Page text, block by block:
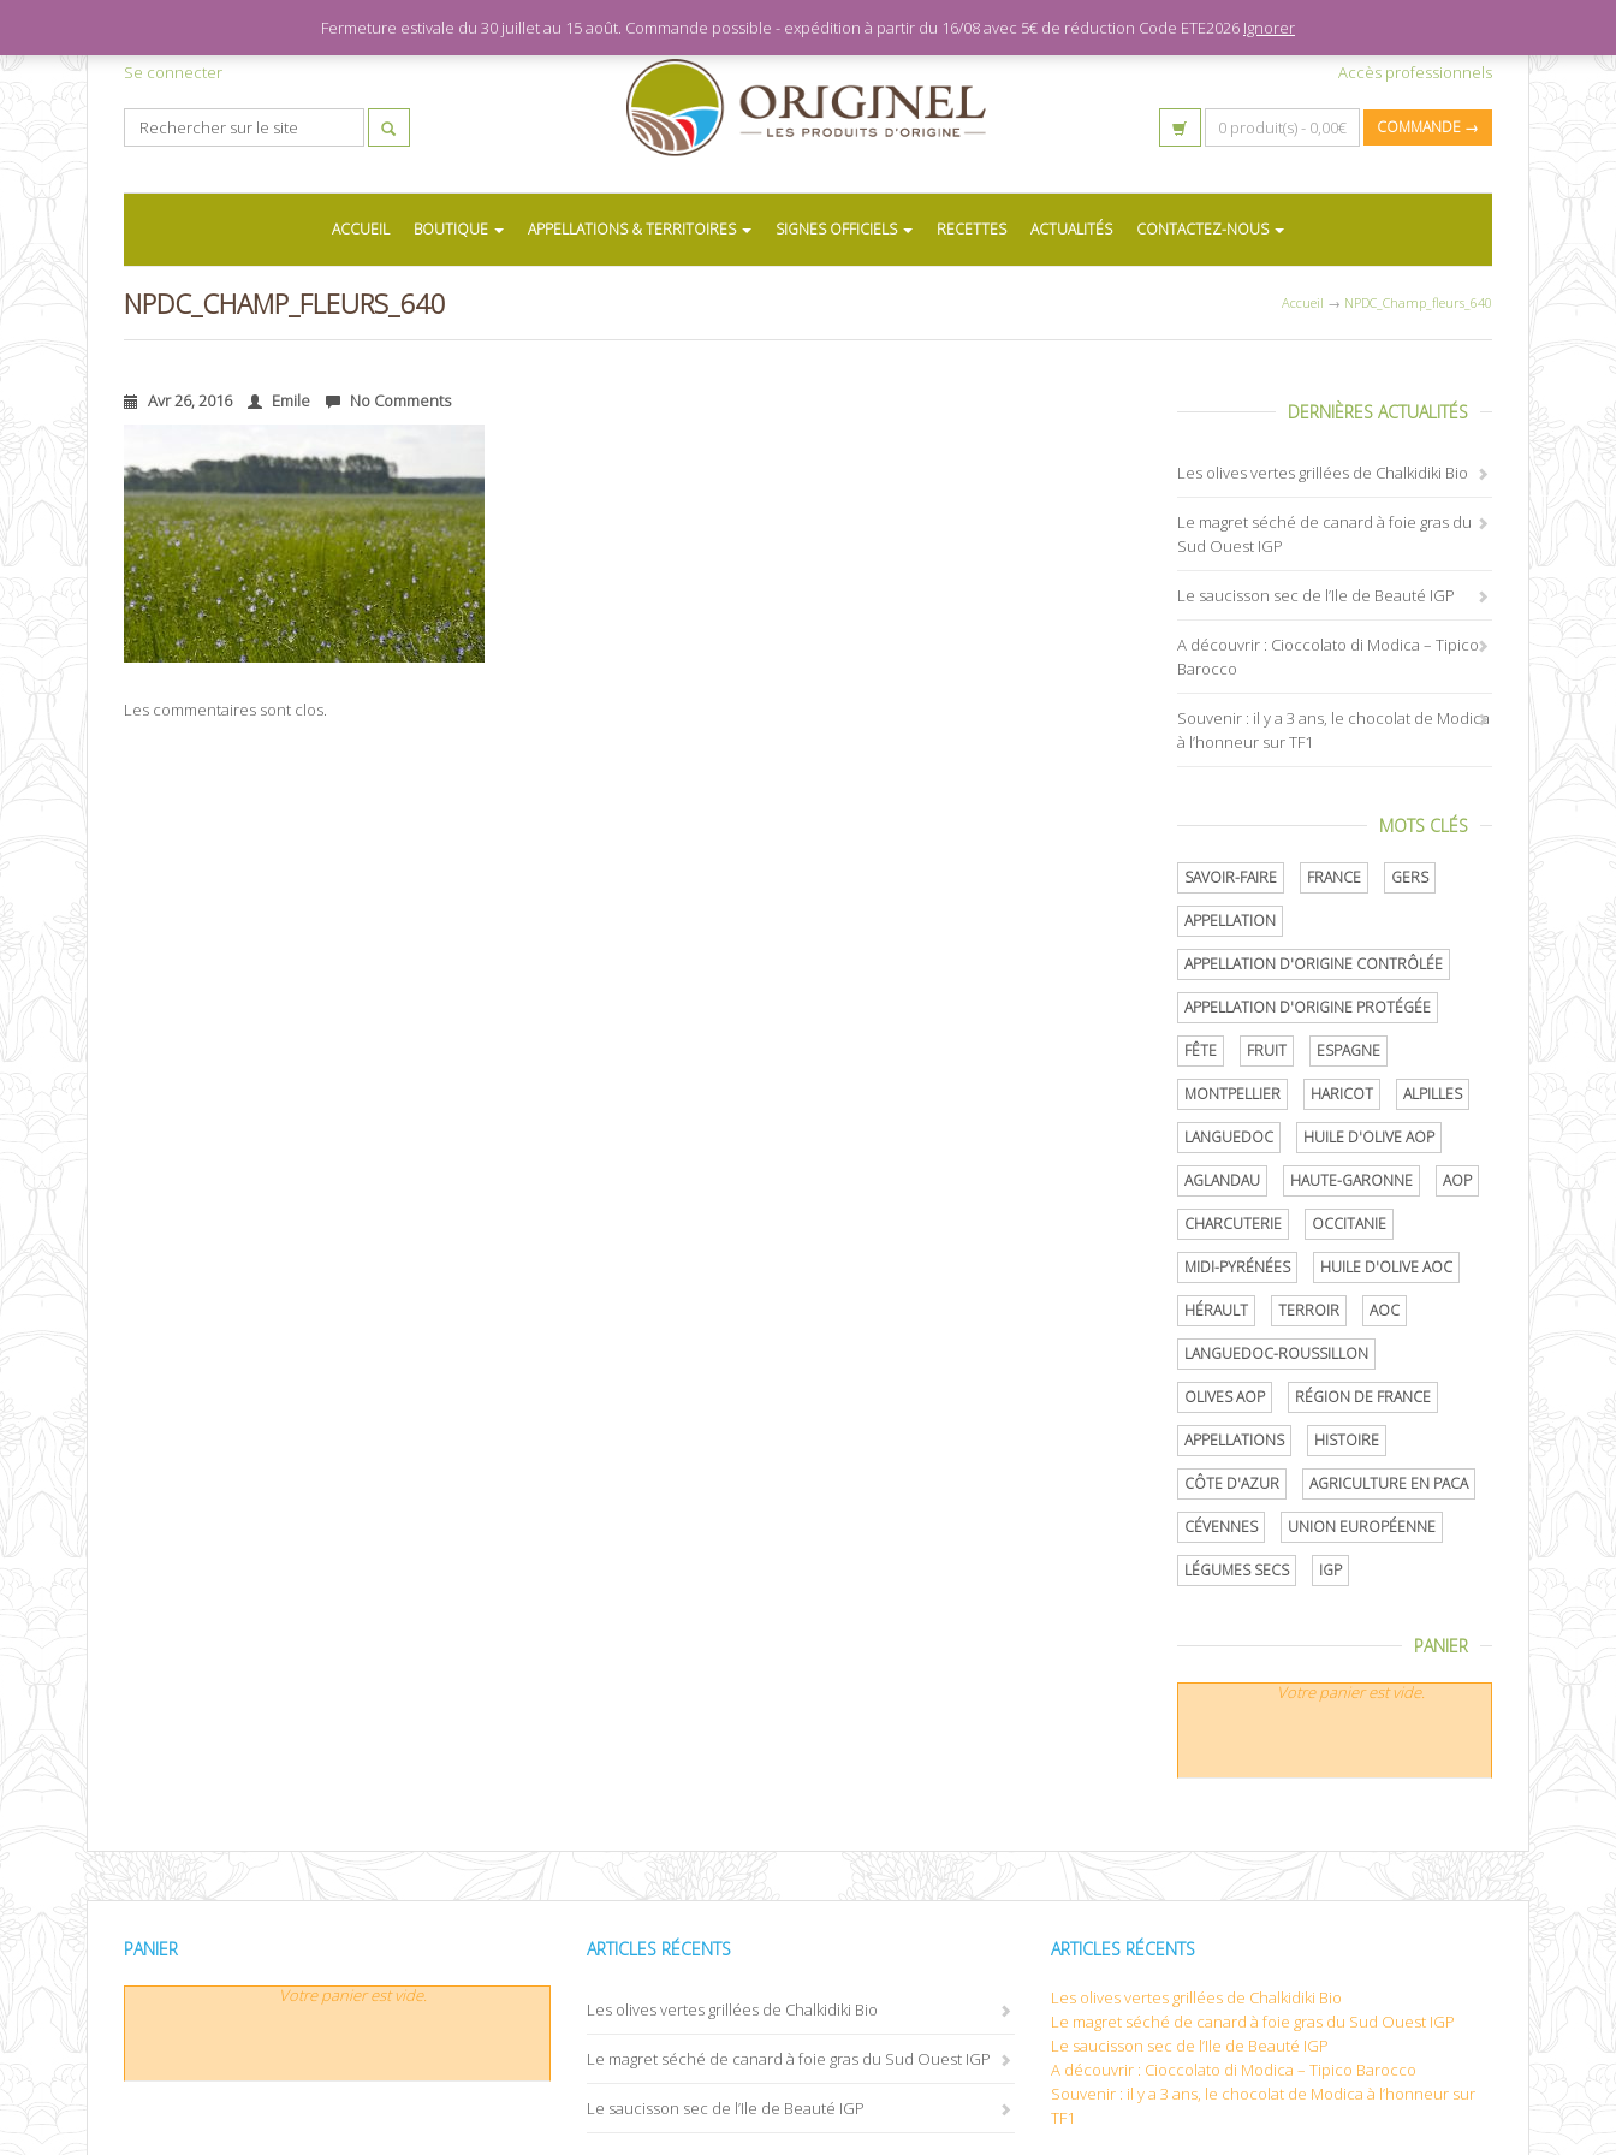
Se connecter Accès professionnels
0 produit(s) - 0,00€ COMMANDE →
ACCUEIL BOUTIQUE APPELLATIONS & TERRITOIRES SIGNES OFFICIELS RECETTES ACTUALITÉS CONTACTEZ-NOUS
NPDC_CHAMP_FLEURS_640 Accueil → NPDC_Champ_fleurs_640
Avr 26, 2016 Emile No Comments
Les commentaires sont clos.
DERNIÈRES ACTUALITÉS
Les olives vertes grillées de Chalkidiki Bio
Le magret séché de canard à foie gras du
Sud Ouest IGP
Le saucisson sec de l’Ile de Beauté IGP
A découvrir : Cioccolato di Modica – Tipico
Barocco
Souvenir : il y a 3 ans, le chocolat de Modica
à l’honneur sur TF1
MOTS CLÉS
SAVOIR-FAIRE FRANCE GERS
APPELLATION
APPELLATION D'ORIGINE CONTRÔLÉE
APPELLATION D'ORIGINE PROTÉGÉE
FÊTE FRUIT ESPAGNE
MONTPELLIER HARICOT ALPILLES
LANGUEDOC HUILE D'OLIVE AOP
AGLANDAU HAUTE-GARONNE AOP
CHARCUTERIE OCCITANIE
MIDI-PYRÉNÉES HUILE D'OLIVE AOC
HÉRAULT TERROIR AOC
LANGUEDOC-ROUSSILLON
OLIVES AOP RÉGION DE FRANCE
APPELLATIONS HISTOIRE
CÔTE D'AZUR AGRICULTURE EN PACA
CÉVENNES UNION EUROPÉENNE
LÉGUMES SECS IGP
PANIER
Votre panier est vide.
PANIER
Votre panier est vide.
ARTICLES RÉCENTS
Les olives vertes grillées de Chalkidiki Bio
Le magret séché de canard à foie gras du Sud Ouest IGP
Le saucisson sec de l’Ile de Beauté IGP
ARTICLES RÉCENTS
Les olives vertes grillées de Chalkidiki Bio
Le magret séché de canard à foie gras du Sud Ouest IGP
Le saucisson sec de l’Ile de Beauté IGP
A découvrir : Cioccolato di Modica – Tipico Barocco
Souvenir : il y a 3 ans, le chocolat de Modica à l’honneur sur
TF1
Fermeture estivale du 30 juillet au 15 août. Commande possible - expédition à partir du 16/08 avec 5€ de réduction Code ETE2026 Ignorer